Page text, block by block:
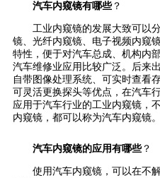
汽车内窥镜有哪些？
工业内窥镜的发展大致可以
镜、光纤内窥镜、电子视频内窥
特性，便于对汽车总成、机构内
汽车维修业应用比较广泛。后来
自带图像处理系统、可实时查看
可灵活更换探头等优点，在汽车
应用于汽车行业的工业内窥镜，
内窥镜，都可以称为汽车内窥镜。
汽车内窥镜的应用有哪些？
使用汽车内窥镜，可以在不